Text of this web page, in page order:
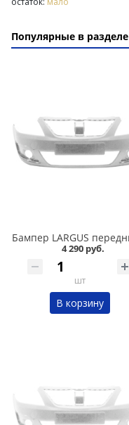
Популярные в разделе
4 290 руб.
шт
В корзину